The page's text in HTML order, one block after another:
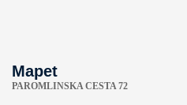
Mapet
PAROMLINSKA CESTA 72